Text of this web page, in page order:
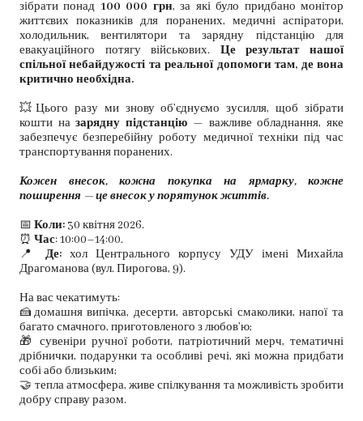
зібрати понад 100 000 грн, за які було придбано монітор
життєвих показників для поранених, медичні аспіратори,
холодильник, вентилятори та зарядну підстанцію для
евакуаційного потягу військових. Це результат нашої
спільної небайдужості та реальної допомоги там, де вона
критично необхідна.
💥Цього разу ми знову об’єднуємо зусилля, щоб зібрати
кошти назарядну підстанцію — важливе обладнання, яке
забезпечує безперебійну роботу медичної техніки під час
транспортування поранених.
Кожен внесок, кожна покупка на ярмарку, кожне
поширення — це внесок у порятунок життів.
📅 Коли: 30 квітня 2026.
⏰ Час: 10:00–14:00.
📍 Де: хол Центрального корпусу УДУ імені Михайла
Драгоманова (вул. Пирогова, 9).
На вас чекатимуть:
🍰домашня випічка, десерти, авторські смаколики, напої та
багато смачного, приготовленого з любов’ю;
🎁 сувеніри ручної роботи, патріотичний мерч, тематичні
дрібнички, подарунки та особливі речі, які можна придбати
собі або близьким;
🤝 тепла атмосфера, живе спілкування та можливість зробити
добру справу разом.